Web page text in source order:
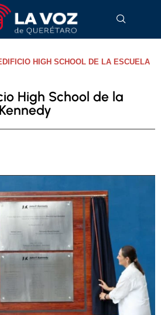
HIGH SCHOOL DE LA ESCUELA
High School de la